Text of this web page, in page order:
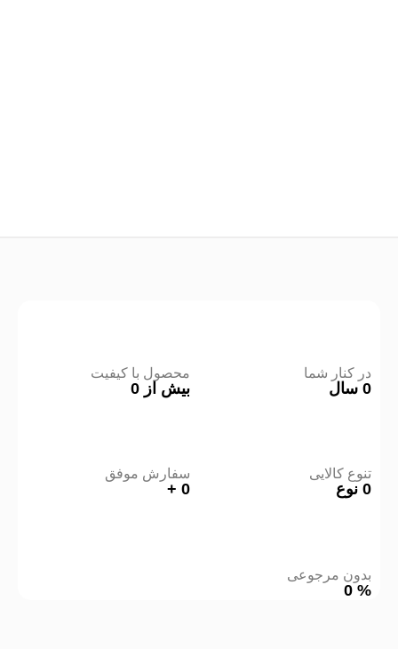
در کنار شما
0 سال
محصول با کیفیت
بیش از 0
تنوع کالایی
0 نوع
سفارش موفق
0
+
بدون مرجوعی
%
0